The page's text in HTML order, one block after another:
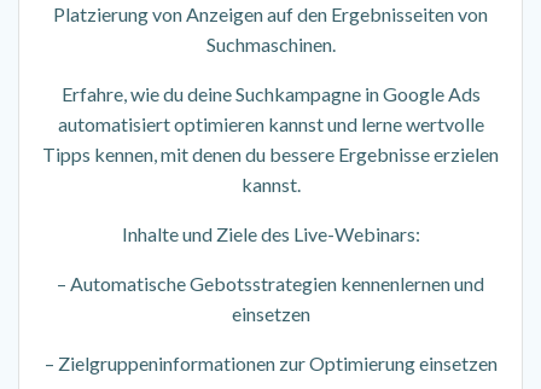
Platzierung von Anzeigen auf den Ergebnisseiten von
Suchmaschinen.
Erfahre, wie du deine Suchkampagne in Google Ads
automatisiert optimieren kannst und lerne wertvolle
Tipps kennen, mit denen du bessere Ergebnisse erzielen
kannst.
Inhalte und Ziele des Live-Webinars:
– Automatische Gebotsstrategien kennenlernen und
einsetzen
– Zielgruppeninformationen zur Optimierung einsetzen